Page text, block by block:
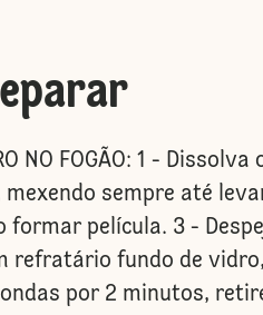
NO FOGÃO: 1 -
sempre até
película. 3 -
refratário fundo de
por 2 minutos,